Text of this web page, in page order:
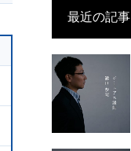
最近の記事